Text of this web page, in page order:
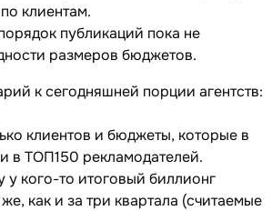
клиентам.
публикаций пока не
размеров бюджетов.
к сегодняшней порции агентств:
клиентов и бюджеты, которые в
в ТОП150 рекламодателей.
кого-то итоговый биллионг
как и за три квартала (считаемые